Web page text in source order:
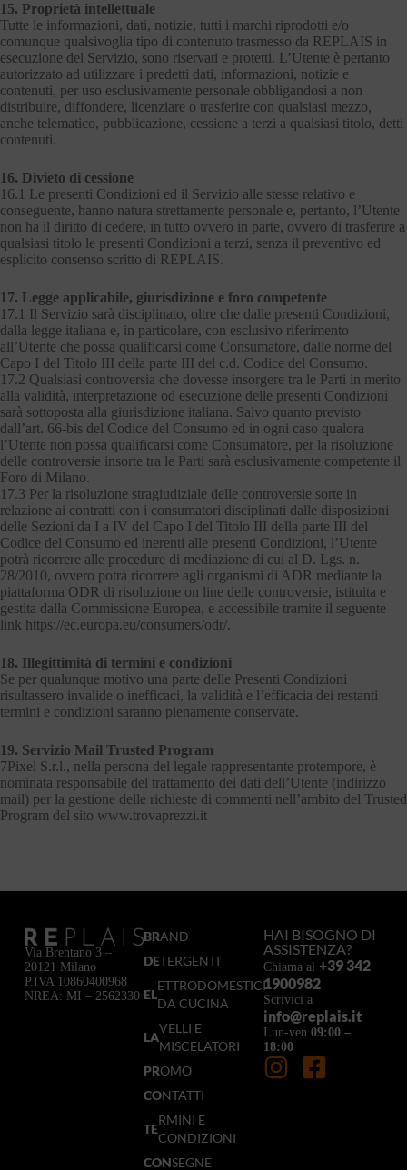
15. Proprietà intellettuale
Tutte le informazioni, dati, notizie, tutti i marchi riprodotti e/o
comunque qualsivoglia tipo di contenuto trasmesso da REPLAIS in
esecuzione del Servizio, sono riservati e protetti. L’Utente è pertanto
autorizzato ad utilizzare i predetti dati, informazioni, notizie e
contenuti, per uso esclusivamente personale obbligandosi a non
distribuire, diffondere, licenziare o trasferire con qualsiasi mezzo,
anche telematico, pubblicazione, cessione a terzi a qualsiasi titolo, detti
contenuti.
16. Divieto di cessione
16.1 Le presenti Condizioni ed il Servizio alle stesse relativo e
conseguente, hanno natura strettamente personale e, pertanto, l’Utente
non ha il diritto di cedere, in tutto ovvero in parte, ovvero di trasferire a
qualsiasi titolo le presenti Condizioni a terzi, senza il preventivo ed
esplicito consenso scritto di REPLAIS.
17. Legge applicabile, giurisdizione e foro competente
17.1 Il Servizio sarà disciplinato, oltre che dalle presenti Condizioni,
dalla legge italiana e, in particolare, con esclusivo riferimento
all’Utente che possa qualificarsi come Consumatore, dalle norme del
Capo I del Titolo III della parte III del c.d. Codice del Consumo.
17.2 Qualsiasi controversia che dovesse insorgere tra le Parti in merito
alla validità, interpretazione od esecuzione delle presenti Condizioni
sarà sottoposta alla giurisdizione italiana. Salvo quanto previsto
dall’art. 66-bis del Codice del Consumo ed in ogni caso qualora
l’Utente non possa qualificarsi come Consumatore, per la risoluzione
delle controversie insorte tra le Parti sarà esclusivamente competente il
Foro di Milano.
17.3 Per la risoluzione stragiudiziale delle controversie sorte in
relazione ai contratti con i consumatori disciplinati dalle disposizioni
delle Sezioni da I a IV del Capo I del Titolo III della parte III del
Codice del Consumo ed inerenti alle presenti Condizioni, l’Utente
potrà ricorrere alle procedure di mediazione di cui al D. Lgs. n.
28/2010, ovvero potrà ricorrere agli organismi di ADR mediante la
piattaforma ODR di risoluzione on line delle controversie, istituita e
gestita dalla Commissione Europea, e accessibile tramite il seguente
link https://ec.europa.eu/consumers/odr/.
18. Illegittimità di termini e condizioni
Se per qualunque motivo una parte delle Presenti Condizioni
risultassero invalide o inefficaci, la validità e l’efficacia dei restanti
termini e condizioni saranno pienamente conservate.
19. Servizio Mail Trusted Program
7Pixel S.r.l., nella persona del legale rappresentante protempore, è
nominata responsabile del trattamento dei dati dell’Utente (indirizzo
mail) per la gestione delle richieste di commenti nell’ambito del Trusted
Program del sito www.trovaprezzi.it
Via Brentano 3 –
20121 Milano
P.IVA 10860400968
NREA: MI – 2562330
BRAND
DETERGENTI
EL
ETTRODOMESTICI
DA CUCINA
LA
VELLI E
MISCELATORI
PROMO
CONTATTI
TE
RMINI E
CONDIZIONI
CONSEGNE
HAI BISOGNO DI
ASSISTENZA?
Chiama al +39 342
1900982
Scrivici a
info@replais.it
Lun-ven 09:00 –
18:00